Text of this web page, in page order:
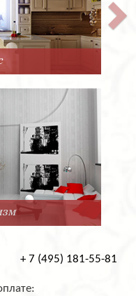
+ 7 (495) 181-55-81